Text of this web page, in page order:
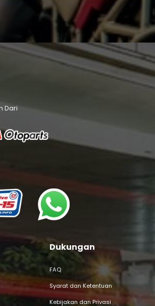
Dari
Dukungan
FAQ
Syarat dan Ketentuan
Kebijakan dan Privasi